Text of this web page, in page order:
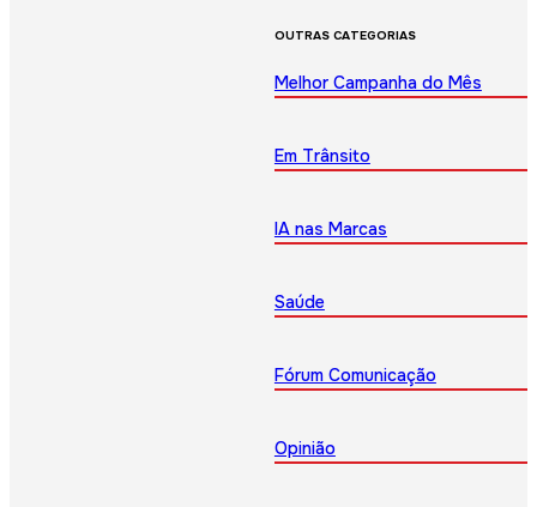
OUTRAS CATEGORIAS
Melhor Campanha do Mês
Em Trânsito
IA nas Marcas
Saúde
Fórum Comunicação
Opinião